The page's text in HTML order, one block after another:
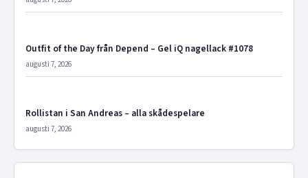
Outfit of the Day från Depend – Gel iQ nagellack #1078
augusti 7, 2026
Rollistan i San Andreas – alla skådespelare
augusti 7, 2026